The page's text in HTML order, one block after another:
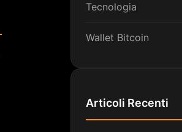
Tecnologia
Wallet Bitcoin
Articoli Recenti